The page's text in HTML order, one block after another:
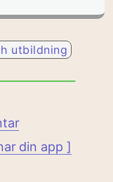
utbildning
din app ]